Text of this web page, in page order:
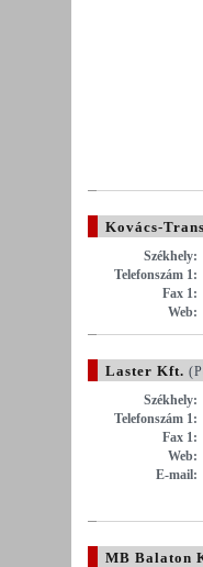
Kovács-
Székhely:
Telefonszám 1:
Fax 1:
Web:
Laster Kft.
Székhely:
Telefonszám 1:
Fax 1:
Web:
E-mail:
MB Balaton